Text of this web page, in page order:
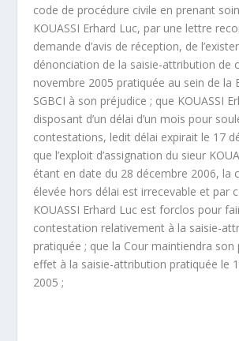
code de procédure civile en prenant
KOUASSI Erhard Luc, par une lettre
demande d’avis de réception, de
dénonciation de la saisie-attribution de
novembre 2005 pratiquée au sein de la
SGBCI à son préjudice ; que KOUASSI
disposant d’un délai d’un mois pour
contestations, ledit délai expirait le 17
que l’exploit d’assignation du sieur
étant en date du 28 décembre 2006, la
élevée hors délai est irrecevable et par
KOUASSI Erhard Luc est forclos pour
contestation relativement à la saisie-
pratiquée ; que la Cour maintiendra son
effet à la saisie-attribution pratiquée le
2005 ;